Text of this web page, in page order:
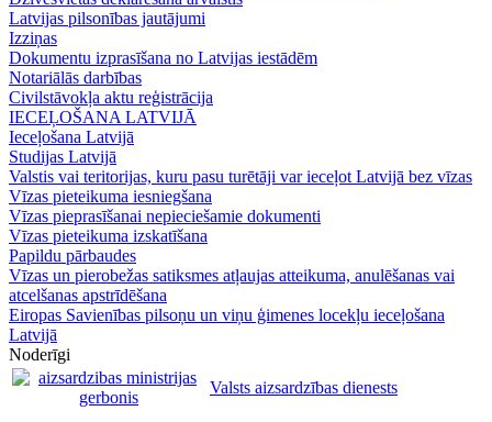
Latvijas pilsonības jautājumi
Izziņas
Dokumentu izprasīšana no Latvijas iestādēm
Notariālās darbības
Civilstāvokļa aktu reģistrācija
IECEĻOŠANA LATVIJĀ
Ieceļošana Latvijā
Studijas Latvijā
Valstis vai teritorijas, kuru pasu turētāji var ieceļot Latvijā bez vīzas
Vīzas pieteikuma iesniegšana
Vīzas pieprasīšanai nepieciešamie dokumenti
Vīzas pieteikuma izskatīšana
Papildu pārbaudes
Vīzas un pierobežas satiksmes atļaujas atteikuma, anulēšanas vai
atcelšanas apstrīdēšana
Eiropas Savienības pilsoņu un viņu ģimenes locekļu ieceļošana
Latvijā
Noderīgi
Valsts aizsardzības dienests